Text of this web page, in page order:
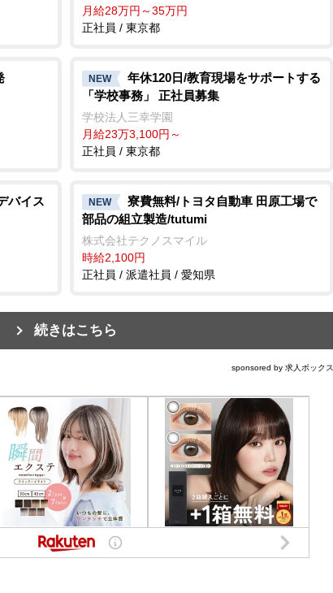
月給28万円～35万円
正社員 / 東京都
NEW
年休120日/教育現場をサポートする
「学校事務」 正社員募集
学校法人三幸学園
月給23万3,100円～
正社員 / 東京都
バイス
NEW
寮費無料/トヨタ自動車 田原工場で
部品の組立製造/tutumi
株式会社テクノスマイル
時給2,100円
正社員 / 派遣社員 / 愛知県
続きはこちら
sponsored by 求人ボックス